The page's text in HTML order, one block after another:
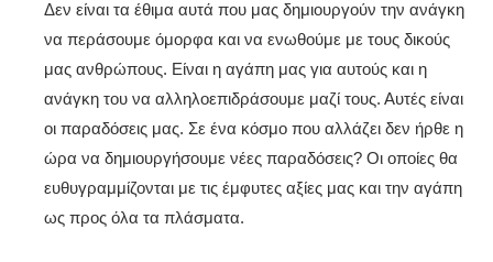
Δεν είναι τα έθιμα αυτά που μας δημιουργούν την ανάγκη
να περάσουμε όμορφα και να ενωθούμε με τους δικούς
μας ανθρώπους. Είναι η αγάπη μας για αυτούς και η
ανάγκη του να αλληλοεπιδράσουμε μαζί τους. Αυτές είναι
οι παραδόσεις μας. Σε ένα κόσμο που αλλάζει δεν ήρθε η
ώρα να δημιουργήσουμε νέες παραδόσεις? Οι οποίες θα
ευθυγραμμίζονται με τις έμφυτες αξίες μας και την αγάπη
ως προς όλα τα πλάσματα.